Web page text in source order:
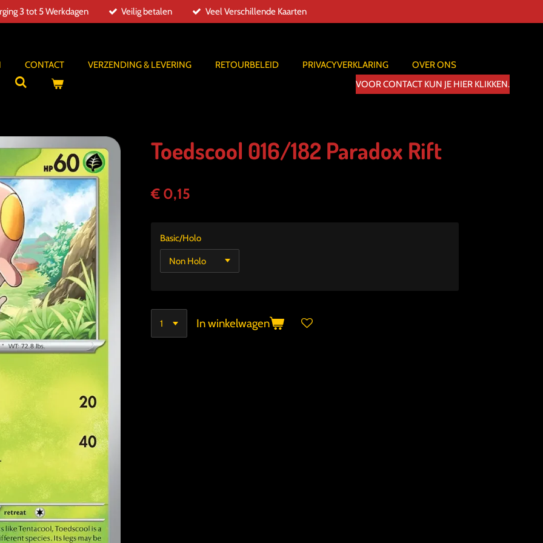
3 tot 5 Werkdagen Veilig betalen Veel Verschillende Kaarten
CONTACT VERZENDING & LEVERING RETOURBELEID PRIVACYVERKLARING
OVER ONS
VOOR CONTACT KUN JE HIER KLIKKEN.
Toedscool 016/182 Paradox Rift
€ 0,15
Basic/Holo
In winkelwagen